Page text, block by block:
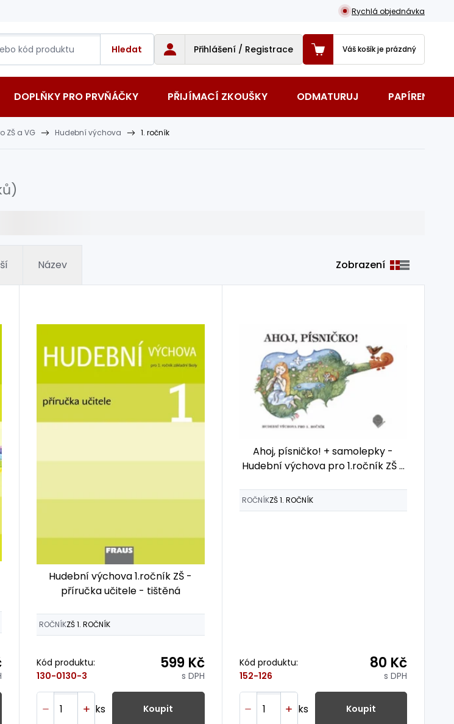
Rychlá objednávka
Hledat Přihlášení / Registrace Váš košík je prázdný
DOPLŇKY PRO PRVŇÁČKY PŘIJÍMACÍ ZKOUŠKY ODMATURUJ PAPÍRENSKÉ
ZŠ a VG Hudební výchova 1. ročník
Název Zobrazení
Hudební výchova 1.ročník ZŠ -
příručka učitele - tištěná
ROČNÍKZŠ 1. ROČNÍK
Kód produktu:
130-0130-3
599 Kč
s DPH
ks Koupit
Ahoj, písničko! + samolepky -
Hudební výchova pro 1.ročník ZŠ -
ROČNÍKZŠ 1. ROČNÍK
Kód produktu:
152-126
80 Kč
s DPH
ks Koupit